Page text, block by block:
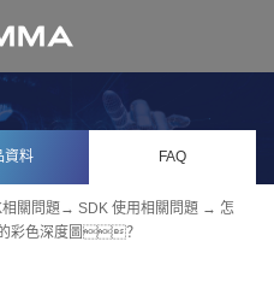
資料 FAQ
關問題 →SDK 使用相關問題 → 怎
彩色深度圖？